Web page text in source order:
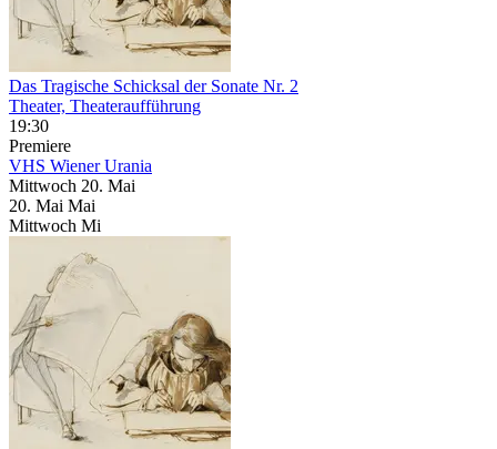
Das Tragische Schicksal der Sonate Nr. 2
Theater, Theateraufführung
19:30
Premiere
VHS Wiener Urania
Mittwoch 20. Mai
20. Mai Mai
Mittwoch Mi